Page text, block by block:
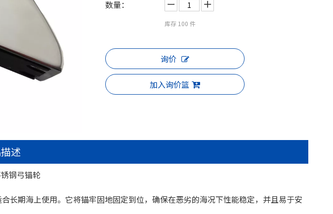
数量：
库存 100 件
询价
加入询价篮
述
钢弓锚轮
长期海上使用。它将锚牢固地固定到位，确保在恶劣的海况下性能稳定，并且易于安